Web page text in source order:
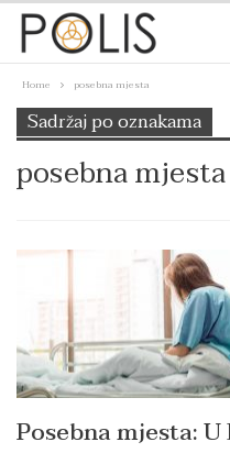
Home posebna mjesta
Sadržaj po oznakama
posebna mjesta
Posebna mjesta: U